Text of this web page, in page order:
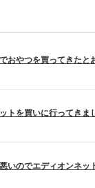
おやつを買ってきたと
トを買いに行ってきま
いのでエディオンネッ